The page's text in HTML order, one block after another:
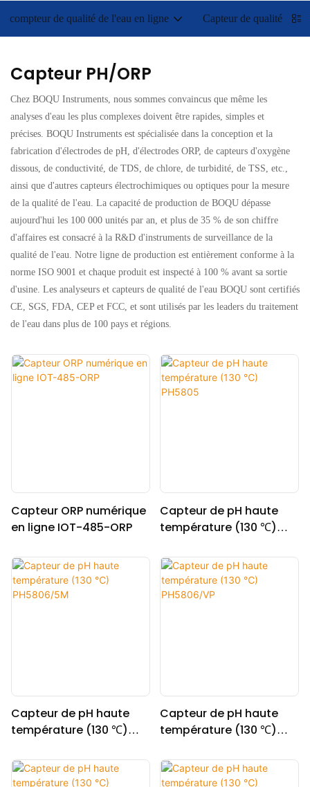
compteur de qualité de l'eau en ligne Capteur de qualité de
Capteur PH/ORP
Chez BOQU Instruments, nous sommes convaincus que même les
analyses d'eau les plus complexes doivent être rapides, simples et
précises. BOQU Instruments est spécialisée dans la conception et la
fabrication d'électrodes de pH, d'électrodes ORP, de capteurs d'oxygène
dissous, de conductivité, de TDS, de chlore, de turbidité, de TSS, etc.,
ainsi que d'autres capteurs électrochimiques ou optiques pour la mesure
de la qualité de l'eau. La capacité de production de BOQU dépasse
aujourd'hui les 100 000 unités par an, et plus de 35 % de son chiffre
d'affaires est consacré à la R&D d'instruments de surveillance de la
qualité de l'eau. Notre ligne de production est entièrement conforme à la
norme ISO 9001 et chaque produit est inspecté à 100 % avant sa sortie
d'usine. Les analyseurs et capteurs de qualité de l'eau BOQU sont certifiés
CE, SGS, FDA, CEP et FCC, et sont utilisés par les leaders du traitement
de l'eau dans plus de 100 pays et régions.
Capteur ORP numérique
en ligne IOT-485-ORP
Capteur de pH haute
température (130 ℃)
Capteur de pH haute
température (130 ℃)
Capteur de pH haute
température (130 ℃)